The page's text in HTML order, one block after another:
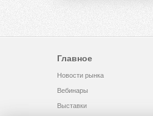
Главное
Новости рынка
Вебинары
Выставки